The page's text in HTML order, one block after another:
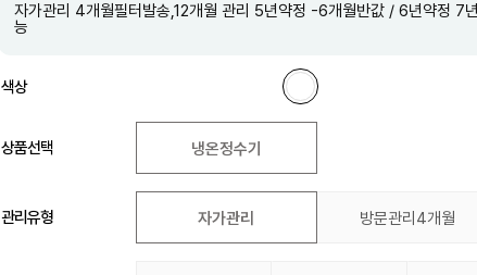
자가관리 4개월필터발송,12개월 관리 5년약정 -6개월반값 / 6년약정 7
능
색상
상품선택 냉온정수기
관리유형 자가관리 방문관리4개월